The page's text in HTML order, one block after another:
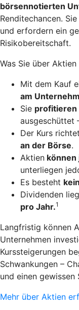
börsennotierten
Renditechancen.
und erfordern ein
Risikobereitschaft.
Was Sie über
Mit dem Kauf
am
Sie profitieren
ausgeschüttet
Der Kurs
an der Börse.
Aktien
unterliegen
Es besteht
Dividenden
pro Jahr.1
Langfristig können
Unternehmen
Kurssteigerungen
Schwankungen –
und einen
Mehr über Aktien